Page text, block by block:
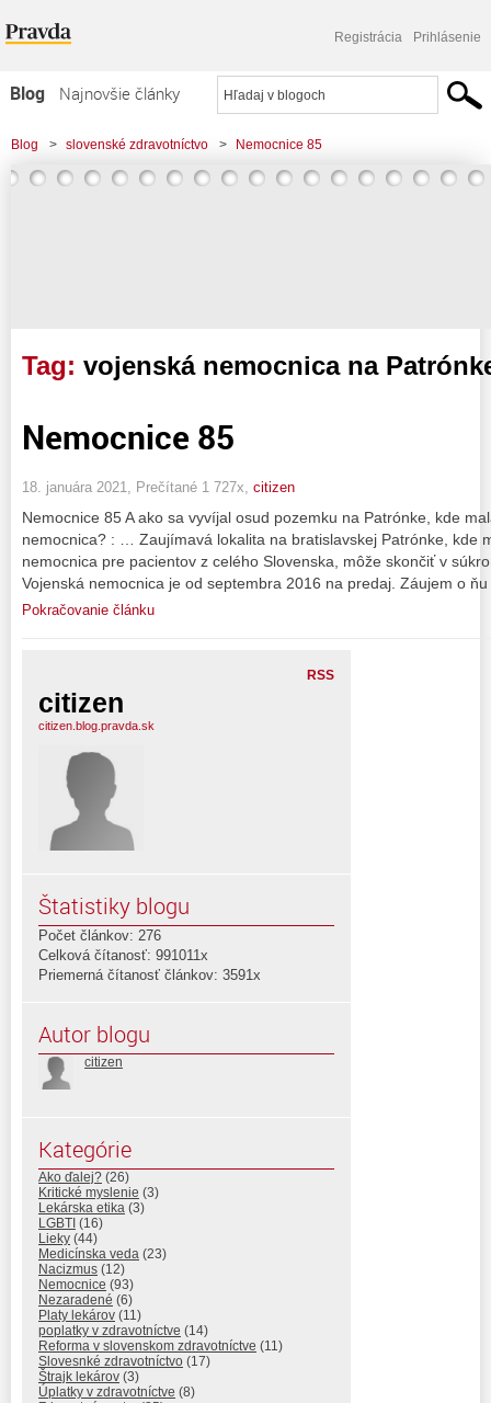
Registrácia Prihlásenie
Blog
Najnovšie články
Najčítanejšie články
Najkomentovanejšie články
Blog > slovenské zdravotníctvo > Nemocnice 85
Tag: vojenská nemocnica na
Nemocnice 85
18. januára 2021, Prečítané 1 727x, citizen
Nemocnice 85 A ako sa vyvíjal osud pozemku na Patrónke, kde
nemocnica? : … Zaujímavá lokalita na bratislavskej Patrónke, kde
nemocnica pre pacientov z celého Slovenska, môže skončiť v
Vojenská nemocnica je od septembra 2016 na predaj. Záujem o
Pokračovanie článku
RSS
citizen
citizen.blog.pravda.sk
Štatistiky blogu
Počet článkov: 276
Celková čítanosť: 991011x
Priemerná čítanosť článkov: 3591x
Autor blogu
citizen
Kategórie
Ako ďalej? (26)
Kritické myslenie (3)
Lekárska etika (3)
LGBTI (16)
Lieky (44)
Medicínska veda (23)
Nacizmus (12)
Nemocnice (93)
Nezaradené (6)
Platy lekárov (11)
poplatky v zdravotníctve (14)
Reforma v slovenskom zdravotníctve (11)
Slovesnké zdravotníctvo (17)
Štrajk lekárov (3)
Úplatky v zdravotníctve (8)